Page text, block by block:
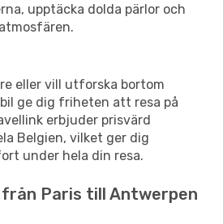
upptäcka dolda pärlor och
eller vill utforska bortom
ge dig friheten att resa på
erbjuder prisvärd
Belgien, vilket ger dig
under hela din resa.
Paris till Antwerpen